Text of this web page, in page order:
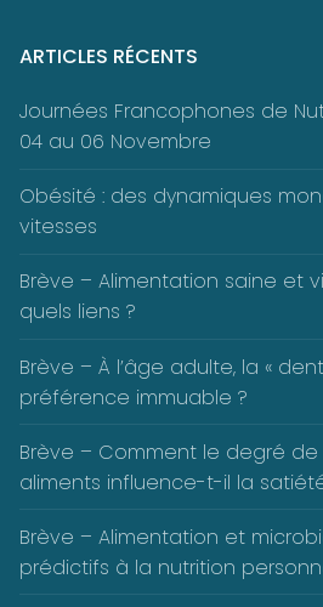
ARTICLES RÉCENTS
Journées Francophones de
04 au 06 Novembre
Obésité : des dynamiques
vitesses
Brève – Alimentation saine et
quels liens ?
Brève – À l’âge adulte, la «
préférence immuable ?
Brève – Comment le degré
aliments influence-t-il la
Brève – Alimentation et
prédictifs à la nutrition